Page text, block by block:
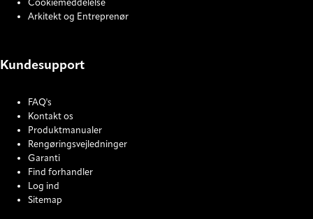
Cookiemeddelelse
Arkitekt og Entreprenør
Kundesupport
FAQ's
Kontakt os
Produktmanualer
Rengøringsvejledninger
Garanti
Find forhandler
Log ind
Sitemap